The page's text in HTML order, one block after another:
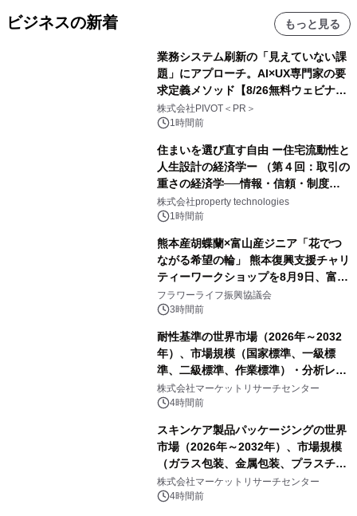
ビジネスの新着 もっと見る
業務システム刷新の「見えていない課
題」にアプローチ。AI×UX専門家の要
求定義メソッド【8/26無料ウェビナ
ー】株式会社PIVOT
株式会社PIVOT＜PR＞
1時間前
住まいを選び直す自由 ー住宅流動性と
人生設計の経済学ー （第４回：取引の
重さの経済学──情報・信頼・制度を
PropTechはどう組み替えるか）｜
PropTech-Lab
株式会社property technologies
1時間前
熊本産胡蝶蘭×富山産ジニア「花でつ
ながる希望の輪」 熊本復興支援チャリ
ティーワークショップを8月9日、富
山・射水で開催
フラワーライフ振興協議会
3時間前
耐性基準の世界市場（2026年～2032
年）、市場規模（国家標準、一級標
準、二級標準、作業標準）・分析レポ
ートを発表
株式会社マーケットリサーチセンター
4時間前
スキンケア製品パッケージングの世界
市場（2026年～2032年）、市場規模
（ガラス包装、金属包装、プラスチッ
ク包装、その他）・分析レポートを発
表
株式会社マーケットリサーチセンター
4時間前